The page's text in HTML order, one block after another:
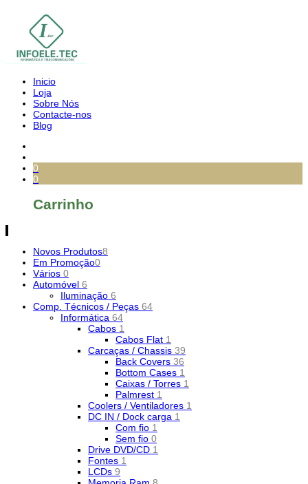
Inicio
Loja
Sobre Nós
Contacte-nos
Blog
0
0
Carrinho
Novos Produtos8
Em Promoção0
Vários 0
Automóvel 6
Iluminação 6
Comp. Técnicos / Peças 64
Informática 64
Cabos 1
Cabos Flat 1
Carcaças / Chassis 39
Back Covers 36
Bottom Cases 1
Caixas / Torres 1
Palmrest 1
Coolers / Ventiladores 1
DC IN / Dock carga 1
Com fio 1
Sem fio 0
Drive DVD/CD 1
Fontes 1
LCDs 9